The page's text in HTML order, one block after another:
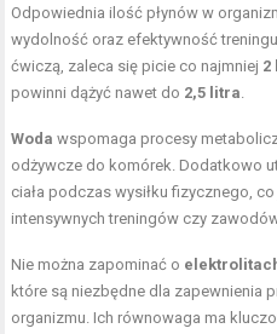
Odpowiednia ilość płynów w
wydolność oraz efektywność
ćwiczą, zaleca się picie co najmniej 2
powinni dążyć nawet do 2,5 litra.
Woda wspomaga procesy
odżywcze do komórek. Dodatkowo
ciała podczas wysiłku fizycznego,
intensywnych treningów czy
Nie można zapominać o
które są niezbędne dla zapewnienia
organizmu. Ich równowaga ma